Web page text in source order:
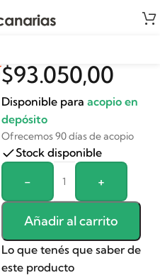
$93.050,00
Disponible para acopio en
depósito
Ofrecemos 90 días de acopio
Stock disponible
- +
Añadir al carrito
Alternative:
Lo que tenés que saber de
este producto